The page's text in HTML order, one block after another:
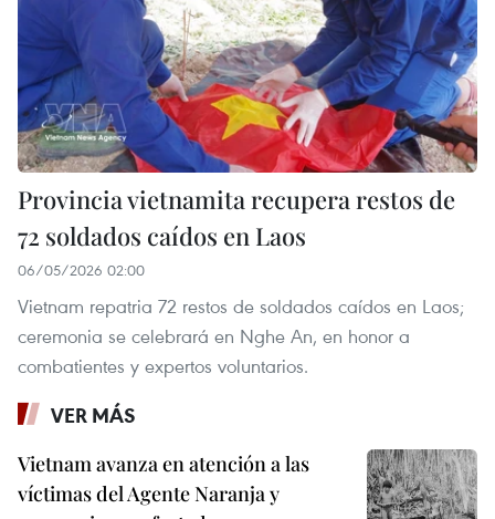
Provincia vietnamita recupera restos de
72 soldados caídos en Laos
06/05/2026 02:00
Vietnam repatria 72 restos de soldados caídos en Laos;
ceremonia se celebrará en Nghe An, en honor a
combatientes y expertos voluntarios.
VER MÁS
Vietnam avanza en atención a las
víctimas del Agente Naranja y